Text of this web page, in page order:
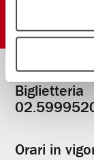
utili
Biglietteria
Orari in